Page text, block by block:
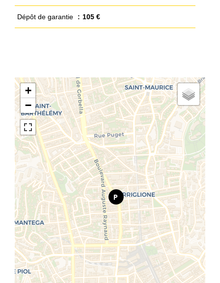
Dépôt de garantie 105 €
+
−